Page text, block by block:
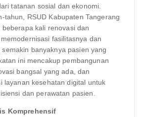
tatanan sosial dan ekonomi.
tahun, RSUD Kabupaten Tangerang
kali renovasi dan
fasilitasnya dan
banyaknya pasien yang
ini mencakup pembangunan
bangsal yang ada, dan
layanan kesehatan digital untuk
dan perawatan pasien.
Komprehensif